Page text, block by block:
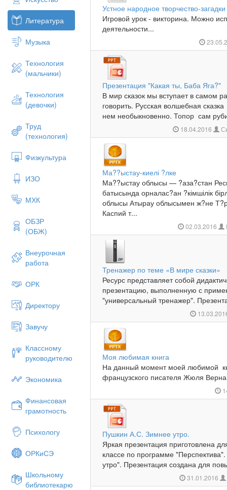
Литература
Музыка
Технология
(мальчики)
Технология
(девочки)
Труд
(технология)
Физкультура
ИЗО
МХК
ОБЗР
(ОБЖ)
Внеурочная
работа
ОРК
Директору
Завучу
Классному
руководителю
Экономика
Финансовая
грамотность
Психологу
ОРКиСЭ
Школьному
библиотекарю
Устное народное творчество-загадки
Игровой урок - викторина. Можно
деятельности...
Презентация "Какая ты, Баба Яга?"
В мир сказок мы вступает в самом
говорить. Русская волшебная
нем необыкновенно. Топор сам
18.04.2016
Ма??ыстау-киелі ?лке
Ма??ыстау облысы — ?аза?стан
батысында орналас?ан ?кімшілік
облысы Атырау облысымен ж?не
Каспий т...
02.03.2016
Тренажер по теме «В мире сказки»
Ресурс представляет собой
презентацию, выполненную с
"универсальный тренажер".
Моя любимая книга
На данный момент моей любимой
французского писателя Жюля
Пушкин А.С. Зимнее утро.
Яркая презентация приготовлена
классе по программе
утро". Презентация создана для
31.01.2016